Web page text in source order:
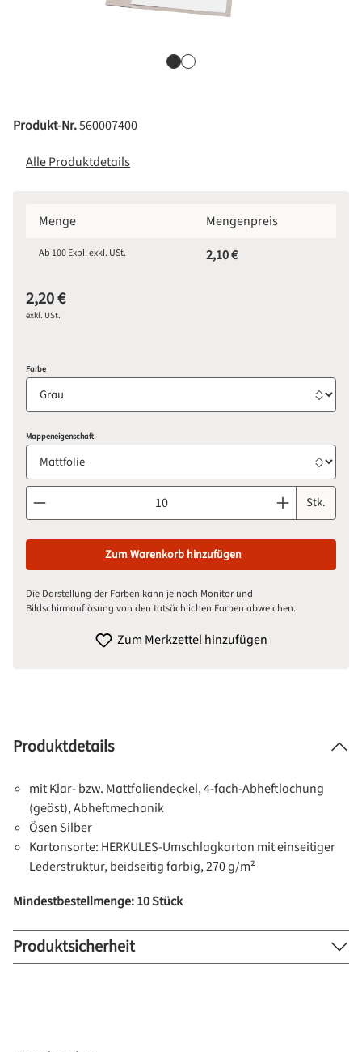
Produkt-Nr.560007400
Alle Produktdetails
Menge Mengenpreis
Ab 100Expl. exkl. USt. 2,10 €
2,20 €
exkl. USt.
Farbeauswählen
Mappeneigenschaftauswählen
Produkt Anzahl: Gib den gewünschten Wert ein oderStk.
Zum Warenkorb hinzufügen
Die Darstellung der Farben kann je nach Monitor und
Bildschirmauflösung von den tatsächlichen Farben abweichen.
Zum Merkzettel hinzufügen
Produktdetails
mit Klar- bzw. Mattfoliendeckel, 4-fach-Abheftlochung
(geöst), Abheftmechanik
Ösen Silber
Kartonsorte: HERKULES-Umschlagkarton mit einseitiger
Lederstruktur, beidseitig farbig, 270 g/m²
Mindestbestellmenge: 10 Stück
Produktsicherheit